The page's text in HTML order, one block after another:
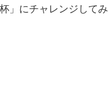
」にチャレンジしてみ